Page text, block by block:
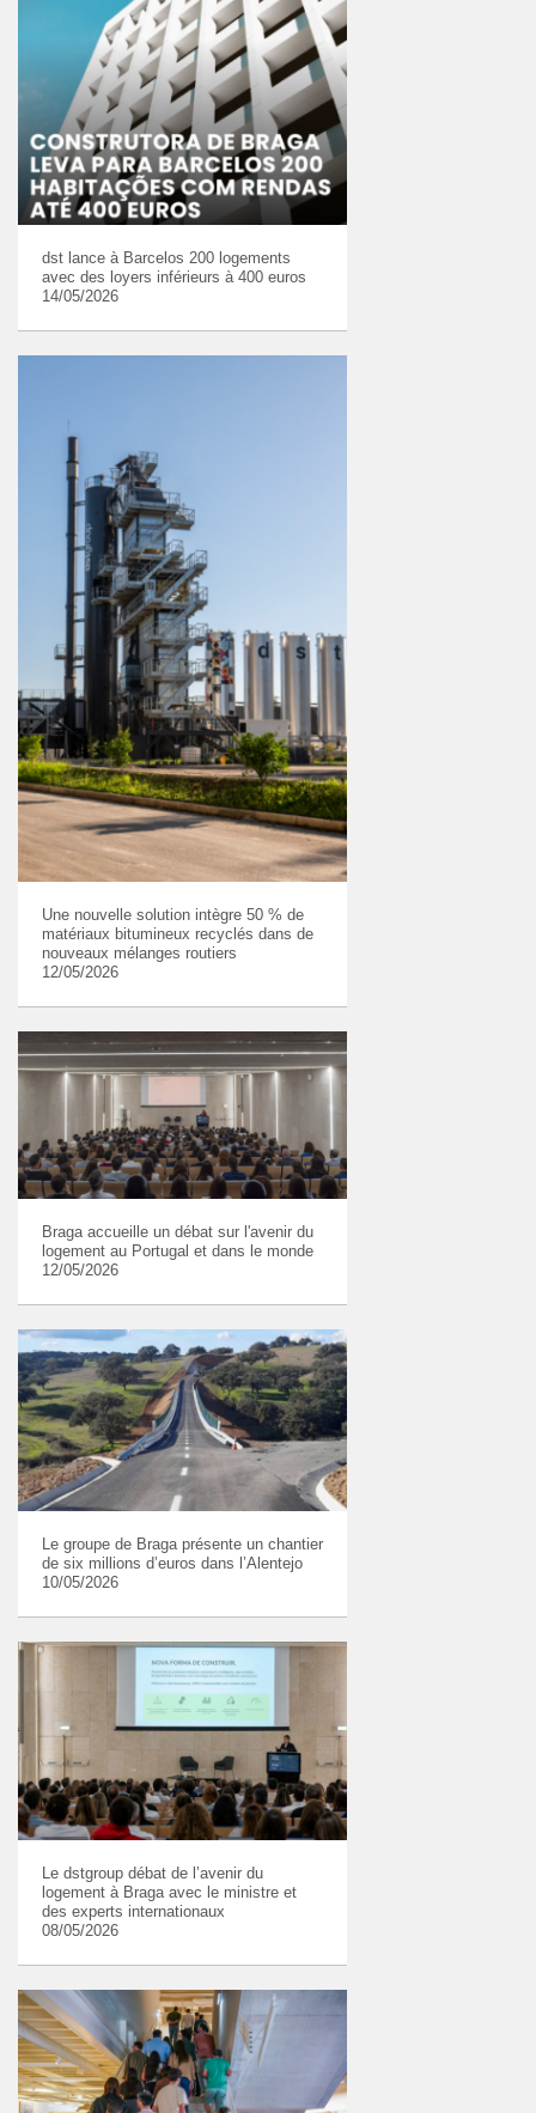
dst lance à Barcelos 200 logements
avec des loyers inférieurs à 400 euros
14/05/2026
Une nouvelle solution intègre 50 % de
matériaux bitumineux recyclés dans de
nouveaux mélanges routiers
12/05/2026
Braga accueille un débat sur l'avenir du
logement au Portugal et dans le monde
12/05/2026
Le groupe de Braga présente un chantier
de six millions d’euros dans l’Alentejo
10/05/2026
Le dstgroup débat de l’avenir du
logement à Braga avec le ministre et
des experts internationaux
08/05/2026